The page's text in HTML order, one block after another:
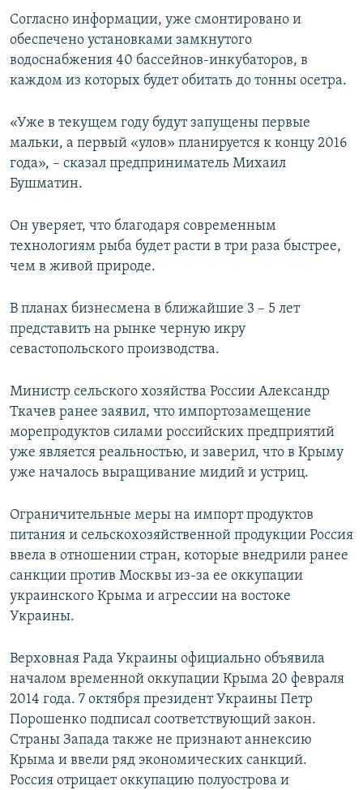
Согласно информации, уже смонтировано и
обеспечено установками замкнутого
водоснабжения 40 бассейнов-инкубаторов, в
каждом из которых будет обитать до тонны осетра.
«Уже в текущем году будут запущены первые
мальки, а первый «улов» планируется к концу 2016
года», – сказал предприниматель Михаил
Бушматин.
Он уверяет, что благодаря современным
технологиям рыба будет расти в три раза быстрее,
чем в живой природе.
В планах бизнесмена в ближайшие 3 – 5 лет
представить на рынке черную икру
севастопольского производства.
Министр сельского хозяйства России Александр
Ткачев ранее заявил, что импортозамещение
морепродуктов силами российских предприятий
уже является реальностью, и заверил, что в Крыму
уже началось выращивание мидий и устриц.
Ограничительные меры на импорт продуктов
питания и сельскохозяйственной продукции Россия
ввела в отношении стран, которые внедрили ранее
санкции против Москвы из-за ее оккупации
украинского Крыма и агрессии на востоке
Украины.
Верховная Рада Украины официально объявила
началом временной оккупации Крыма 20 февраля
2014 года. 7 октября президент Украины Петр
Порошенко подписал соответствующий закон.
Страны Запада также не признают аннексию
Крыма и ввели ряд экономических санкций.
Россия отрицает оккупацию полуострова и